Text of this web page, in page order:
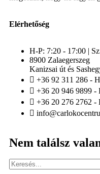
Elérhetőség
H-P: 7:20 - 17:00 |
8900 Zalaegerszeg
Kanizsai út és
+36 92 311 286 -
+36 20 946 9899 -
+36 20 276 2762 -
Nem találsz